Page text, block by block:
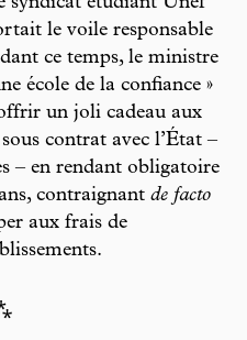
le voile responsable
ce temps, le ministre
école de la confiance »
un joli cadeau aux
contrat avec l’État –
– en rendant obligatoire
contraignant de facto
aux frais de